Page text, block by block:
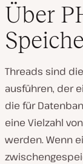
Über
Threads sind
ausführen, der
die für
eine Vielzahl
werden. Wenn